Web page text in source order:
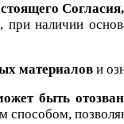
при наличии
материалов и
быть